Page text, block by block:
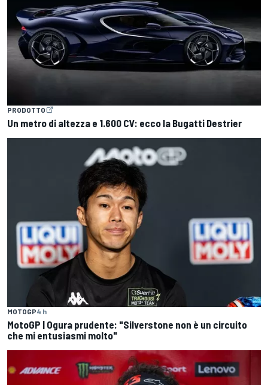
PRODOTTO
Un metro di altezza e 1.600 CV: ecco la Bugatti Destrier
MOTOGP4 h
MotoGP | Ogura prudente: "Silverstone non è un circuito
che mi entusiasmi molto"